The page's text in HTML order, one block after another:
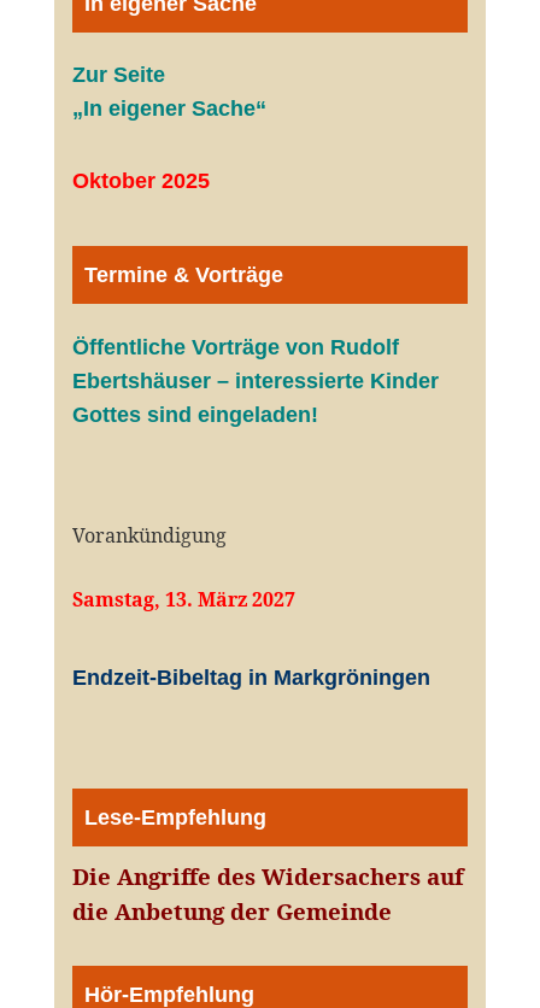
Zur Seite
„In eigener Sache“
Oktober 2025
Termine & Vorträge
Öffentliche Vorträge von Rudolf
Ebertshäuser – interessierte Kinder
Gottes sind eingeladen!
Vorankündigung
Samstag, 13. März 2027
Endzeit-Bibeltag in Markgröningen
Lese-Empfehlung
Die Angriffe des Widersachers auf
die Anbetung der Gemeinde
Hör-Empfehlung